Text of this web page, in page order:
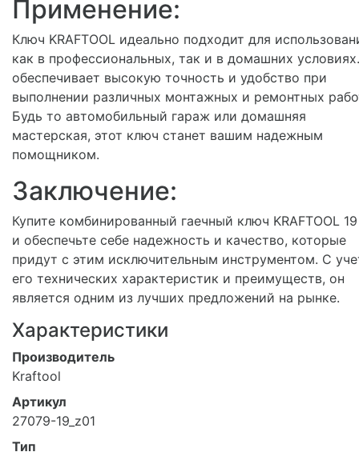
Применение:
Ключ KRAFTOOL идеально подходит для
как в профессиональных, так и в домашних
обеспечивает высокую точность и удобство при
выполнении различных монтажных и ремонтных
Будь то автомобильный гараж или домашняя
мастерская, этот ключ станет вашим надежным
помощником.
Заключение:
Купите комбинированный гаечный ключ KRAFTOOL
и обеспечьте себе надежность и качество, которые
придут с этим исключительным инструментом. С
его технических характеристик и преимуществ, он
является одним из лучших предложений на рынке.
Характеристики
Производитель
Kraftool
Артикул
27079-19_z01
Тип